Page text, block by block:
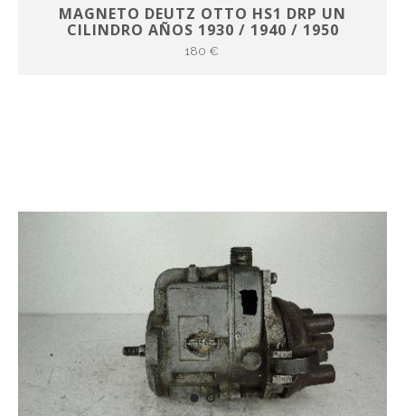
MAGNETO DEUTZ OTTO HS1 DRP UN
CILINDRO AÑOS 1930 / 1940 / 1950
180 €